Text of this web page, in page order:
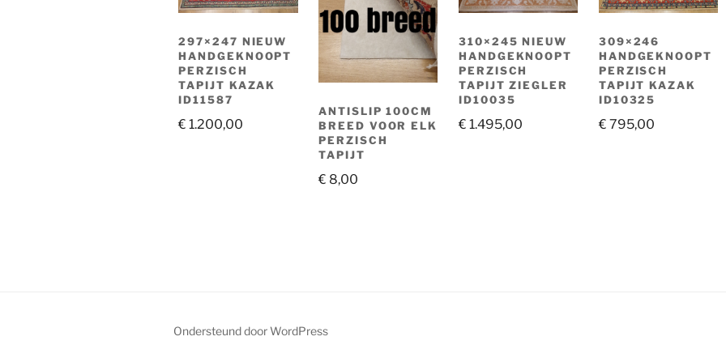
297×247 NIEUW
HANDGEKNOOPT
PERZISCH
TAPIJT KAZAK
ID11587
€ 1.200,00
ANTISLIP 100CM
BREED VOOR ELK
PERZISCH
TAPIJT
€ 8,00
310×245 NIEUW
HANDGEKNOOPT
PERZISCH
TAPIJT ZIEGLER
ID10035
€ 1.495,00
309×246
HANDGEKNOOPT
PERZISCH
TAPIJT KAZAK
ID10325
€ 795,00
Ondersteund door WordPress